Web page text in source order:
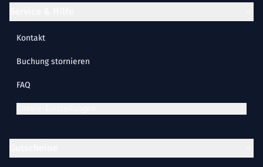
Kontakt
Buchung stornieren
FAQ